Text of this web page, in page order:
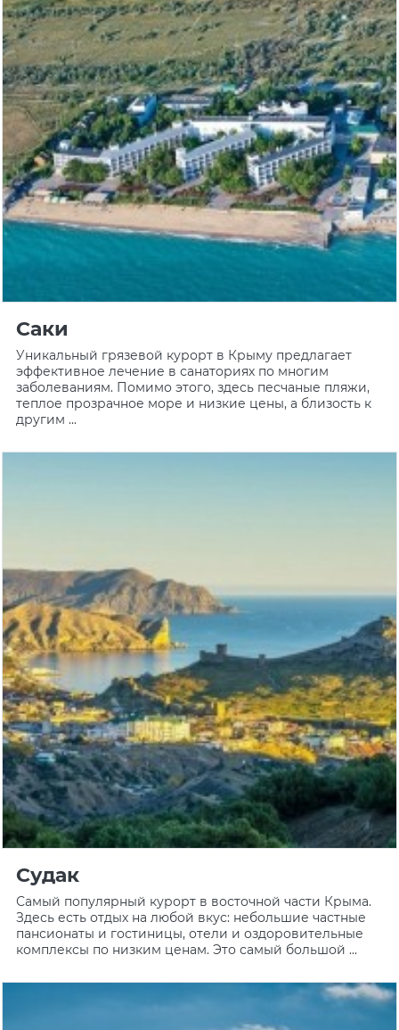
Саки
Уникальный грязевой курорт в Крыму предлагает
эффективное лечение в санаториях по многим
заболеваниям. Помимо этого, здесь песчаные пляжи,
теплое прозрачное море и низкие цены, а близость к
другим ...
Судак
Самый популярный курорт в восточной части Крыма.
Здесь есть отдых на любой вкус: небольшие частные
пансионаты и гостиницы, отели и оздоровительные
комплексы по низким ценам. Это самый большой ...